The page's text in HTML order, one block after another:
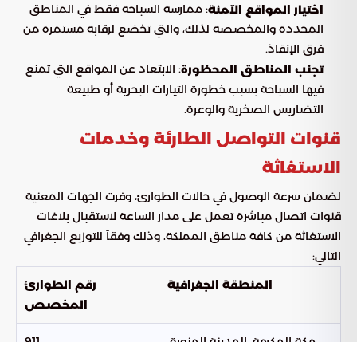
اختيار المواقع الآمنة: ممارسة السباحة فقط في المناطق
المحددة والمخصصة لذلك، والتي تخضع لرقابة مستمرة من
فرق الإنقاذ.
تجنب المناطق المحظورة: الابتعاد عن المواقع التي تمنع
فيها السباحة بسبب خطورة التيارات البحرية أو طبيعة
التضاريس الصخرية والوعرة.
قنوات التواصل الطارئة وخدمات
الاستغاثة
لضمان سرعة الوصول في حالات الطوارئ، وفرت الجهات المعنية
قنوات اتصال مباشرة تعمل على مدار الساعة لاستقبال بلاغات
الاستغاثة من كافة مناطق المملكة، وذلك وفقاً للتوزيع الجغرافي
التالي:
المنطقة الجغرافية
رقم الطوارئ
المخصص